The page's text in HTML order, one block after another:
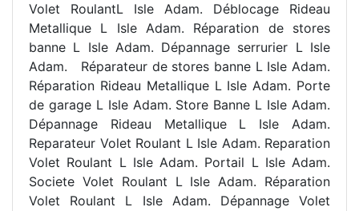
Volet RoulantL Isle Adam. Déblocage Rideau
Metallique L Isle Adam. Réparation de stores
banne L Isle Adam. Dépannage serrurier L Isle
Adam. Réparateur de stores banne L Isle Adam.
Réparation Rideau Metallique L Isle Adam. Porte
de garage L Isle Adam. Store Banne L Isle Adam.
Dépannage Rideau Metallique L Isle Adam.
Reparateur Volet Roulant L Isle Adam. Reparation
Volet Roulant L Isle Adam. Portail L Isle Adam.
Societe Volet Roulant L Isle Adam. Réparation
Volet Roulant L Isle Adam. Dépannage Volet